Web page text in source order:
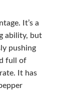
It’s a
ability, but
pushing
full of
It has